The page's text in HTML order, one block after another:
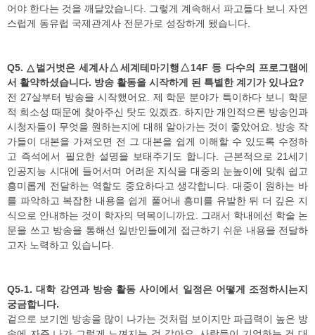
어야 한다는 것을 깨달았습니다. 그렇게 계속해서 파고들다 보니 자연
스럽게 동유럽 국제관계사 전문가로 성장하게 됐습니다.
Q5. △벌거벗은 세계사△세계테마기행△14F 등 다수의 프로그램에
서 활약하셨습니다. 방송 활동을 시작하게 된 특별한 계기가 있나요?
전 27살부터 방송을 시작했어요. 제 학문 분야가 특이하다 보니 학문
적 희소성 때문에 찾아주신 탓도 있겠죠. 하지만 개인적으론 방송인과
시청자들이 무엇을 원하는지에 대해 알아가는 것이 좋았어요. 방송 작
가들이 대본을 가져오면 전 그 대본을 쉽게 이해할 수 있도록 수정하
고 즉석에서 필요한 설명을 보태주기도 합니다. 근본적으로 21세기
인공지능 시대에 들어서며 어려운 지식을 대중의 눈높이에 맞춰 쉽고
흥미롭게 전달하는 역할도 중요하다고 생각합니다. 대중이 원하는 바
를 파악하고 복잡한 내용을 쉽게 풀어내 흥미를 유발한 뒤 더 깊은 지
식으로 안내하는 것이 학자의 덕목이니까요. 그래서 학내에선 학술 논
문을 쓰고 방송을 통해선 일반인들에게 접근하기 쉬운 내용을 전달하
고자 노력하고 있습니다.
Q5-1. 대학 강연과 방송 활동 사이에서 일정은 어떻게 조정하시는지
궁금합니다.
겉으로 보기엔 방송을 많이 나가는 것처럼 보이지만 파급력이 높은 방